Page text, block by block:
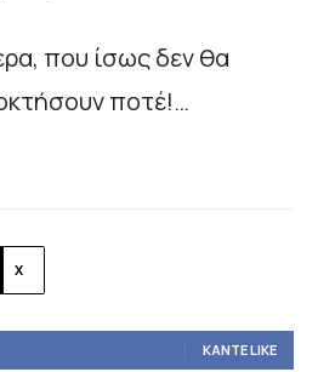
που ίσως δεν θα
ποτέ!…
X
ΚΆΝΤΕ LIKE